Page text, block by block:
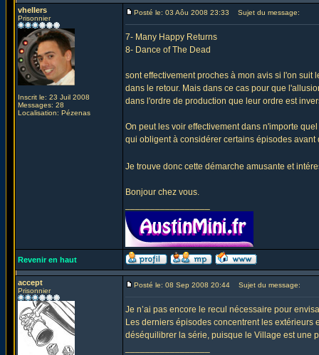
vhellers
Prisonnier
Inscrit le: 23 Juil 2008
Messages: 28
Localisation: Pézenas
Posté le: 03 Aôu 2008 23:33 Sujet du message:
7- Many Happy Returns
8- Dance of The Dead
sont effectivement proches à mon avis si l'on suit
dans le retour. Mais dans ce cas pour que
dans l'ordre de production que leur ordre est
On peut les voir effectivement dans n'importe
qui obligent à considérer certains épisodes avant
Je trouve donc cette démarche amusante et
Bonjour chez vous.
Revenir en haut
accept
Prisonnier
Posté le: 08 Sep 2008 20:44 Sujet du message:
Je n’ai pas encore le recul nécessaire pour
Les derniers épisodes concentrent les
déséquilibrer la série, puisque le Village est une